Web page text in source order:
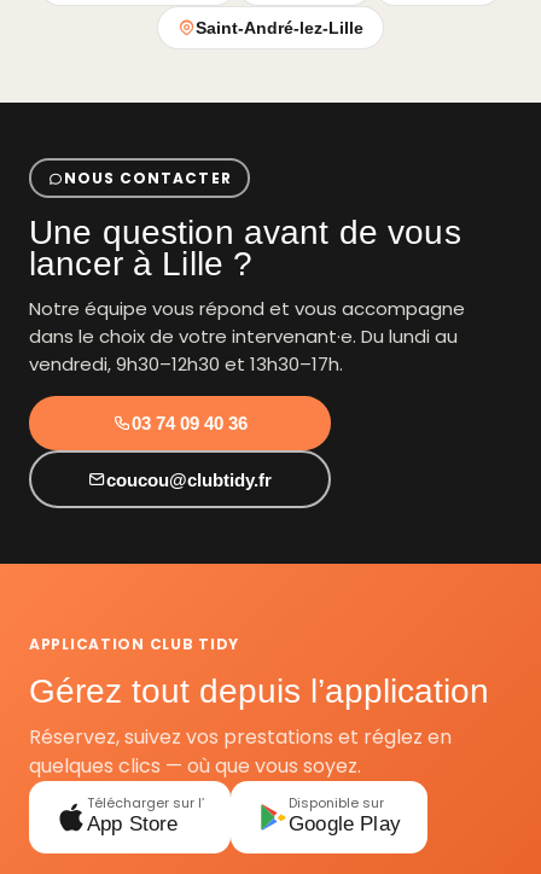
Saint-André-lez-Lille
NOUS CONTACTER
Une question avant de vous
lancer à Lille ?
Notre équipe vous répond et vous accompagne
dans le choix de votre intervenant·e. Du lundi au
vendredi, 9h30–12h30 et 13h30–17h.
03 74 09 40 36
coucou@clubtidy.fr
APPLICATION CLUB TIDY
Gérez tout depuis l’application
Réservez, suivez vos prestations et réglez en
quelques clics — où que vous soyez.
Télécharger sur l’
App Store
Disponible sur
Google Play